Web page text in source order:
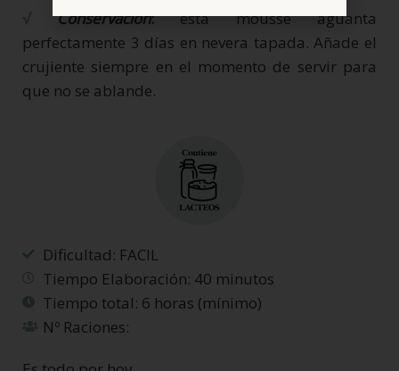
√
Conservación:esta mousse aguanta
perfectamente 3 días en nevera tapada. Añade el
crujiente siempre en el momento de servir para
que no se ablande.
Dificultad: FACIL
Tiempo Elaboración: 40 minutos
Tiempo total: 6 horas (mínimo)
Nº Raciones: